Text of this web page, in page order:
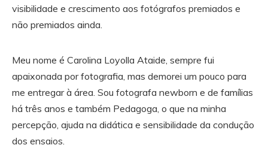
visibilidade e crescimento aos fotógrafos premiados e
não premiados ainda.
Meu nome é Carolina Loyolla Ataide, sempre fui
apaixonada por fotografia, mas demorei um pouco para
me entregar à área. Sou fotografa newborn e de famílias
há três anos e também Pedagoga, o que na minha
percepção, ajuda na didática e sensibilidade da condução
dos ensaios.